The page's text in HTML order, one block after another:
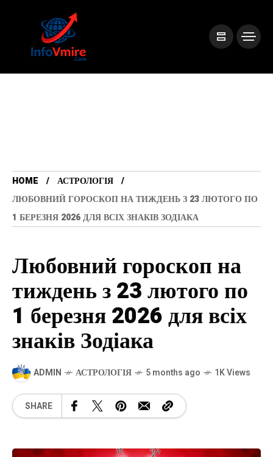
HOME
АСТРОЛОГІЯ
ЛЮБОВНИЙ ГОРОСКОП НА ТИЖДЕНЬ З 23 ЛЮТОГО ПО
1 БЕРЕЗНЯ 2026 ДЛЯ ВСІХ ЗНАКІВ ЗОДІАКА
Любовний гороскоп на
тиждень з 23 лютого по
1 березня 2026 для всіх
знаків Зодіака
ADMIN АСТРОЛОГІЯ 5 months ago 1K Views
SHARE